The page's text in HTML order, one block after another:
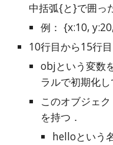
中括弧{と}で囲っ
例： {x:10,
10行目から15行目
objという変数
ラルで初期化し
このオブジェ
を持つ．
helloという